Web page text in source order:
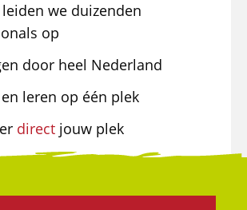
leiden we duizenden
op
door heel Nederland
leren op één plek
direct jouw plek